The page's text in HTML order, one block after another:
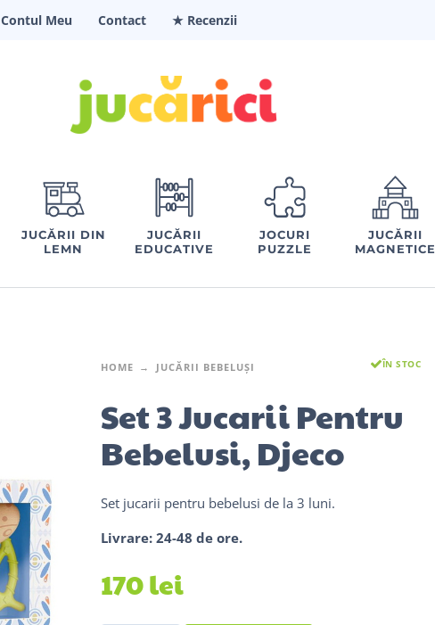
Contul Meu Contact ★ Recenzii
JUCĂRII DIN
LEMN
JUCĂRII
EDUCATIVE
JOCURI
PUZZLE
JUCĂRII
MAGNETICE
HOME JUCĂRII BEBELUȘI ÎN STOC
Set 3 Jucarii Pentru
Bebelusi, Djeco
Set jucarii pentru bebelusi de la 3 luni.
Livrare: 24-48 de ore.
170lei